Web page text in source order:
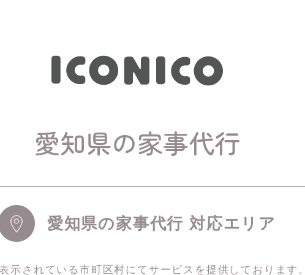
愛知県の家事代行
愛知県の家事代行 対応エリア
示されている市町区村にてサービスを 提供しております。